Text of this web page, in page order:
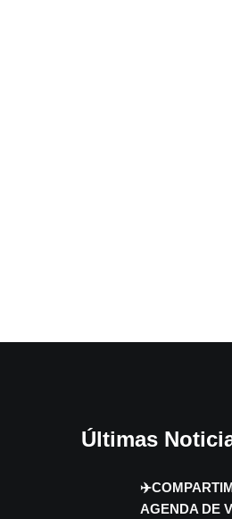
Últimas
AGENDA DE